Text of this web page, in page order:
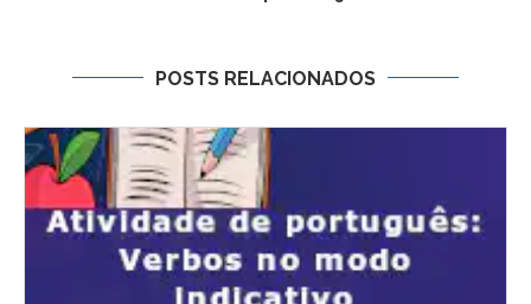
POSTS RELACIONADOS